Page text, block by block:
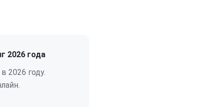
2026 года
2026 году.